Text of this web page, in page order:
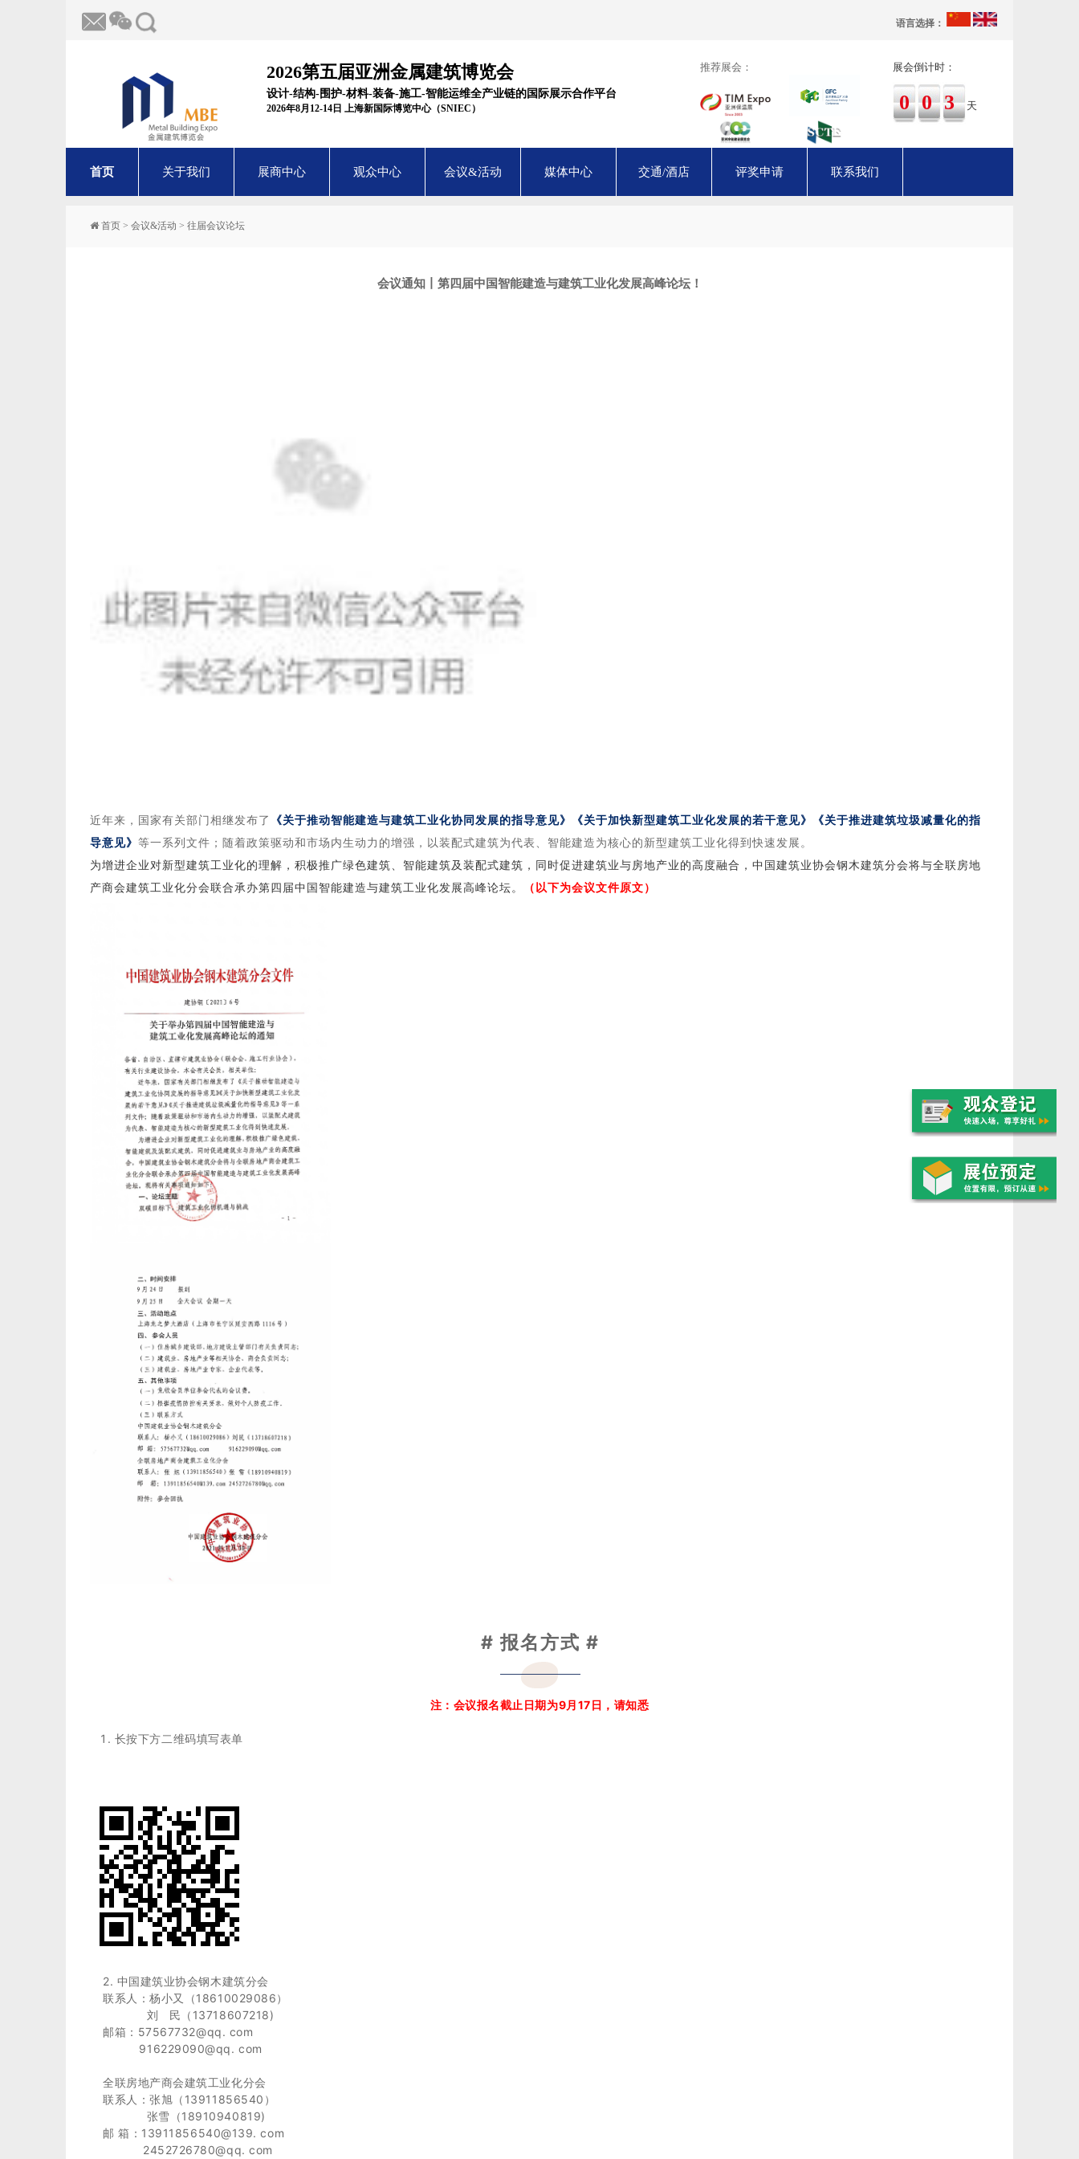
语言选择：
2026第五届亚洲金属建筑博览会
设计-结构-围护-材料-装备-施工-智能运维全产业链的国际展示合作平台
2026年8月12-14日 上海新国际博览中心（SNIEC）
推荐展会： 展会倒计时：
003 天
首页 关于我们 展商中心 观众中心 会议&活动 媒体中心 交通/酒店 评奖申请 联系我们
首页 > 会议&活动 > 往届会议论坛
会议通知丨第四届中国智能建造与建筑工业化发展高峰论坛！
近年来，国家有关部门相继发布了 《关于推动智能建造与建筑工业化协同发展的指导意见》《关于加快新型建筑工业化发展的若干意见》《关于推进建筑垃圾减量化的指
导意见》 等一系列文件；随着政策驱动和市场内生动力的增强，以装配式建筑为代表、智能建造为核心的新型建筑工业化得到快速发展。
为增进企业对新型建筑工业化的理解，积极推广绿色建筑、智能建筑及装配式建筑，同时促进建筑业与房地产业的高度融合，中国建筑业协会钢木建筑分会将与全联房地
产商会建筑工业化分会联合承办第四届中国智能建造与建筑工业化发展高峰论坛。
（以下为会议文件原文）
# 报名方式 #
注：会议报名截止日期为9月17日，请知悉
长按下方二维码填写表单
2. 中国建筑业协会钢木建筑分会
联系人：杨小又（18610029086）
刘 民（13718607218)
邮箱：57567732@qq. com
916229090@qq. com
全联房地产商会建筑工业化分会
联系人：张旭（13911856540）
张雪（18910940819)
邮 箱：13911856540@139. com
2452726780@qq. com